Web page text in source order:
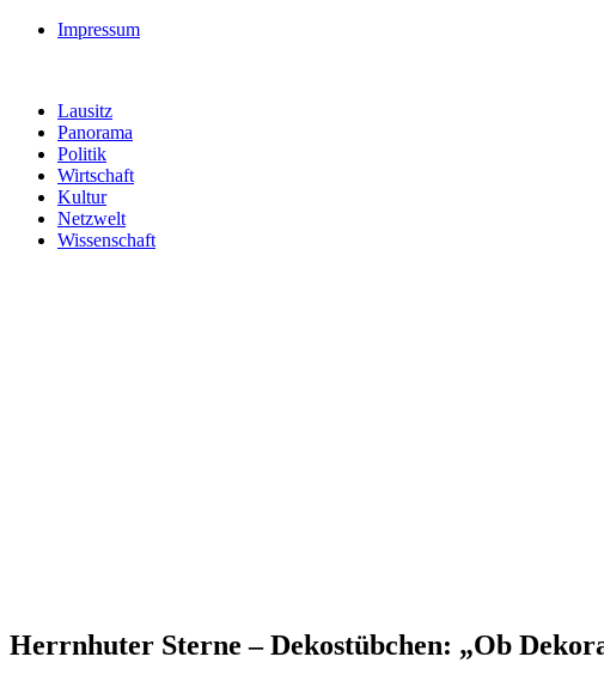
Impressum
Lausitz
Panorama
Politik
Wirtschaft
Kultur
Netzwelt
Wissenschaft
Herrnhuter Sterne – Dekostübchen: „Ob